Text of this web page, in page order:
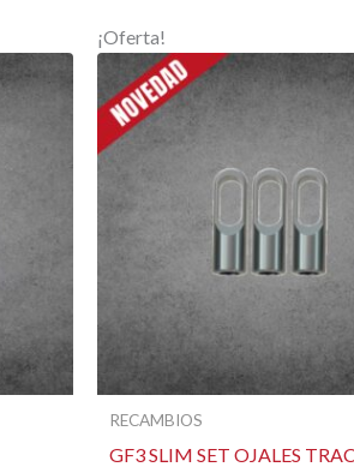
Alto
RefCliente
Tu dirección de
obligatorios están
Tu puntuación
Tu valoración*
Nombre
¡Oferta!
RECAMBIOS
GF3 SLIM SET OJALES